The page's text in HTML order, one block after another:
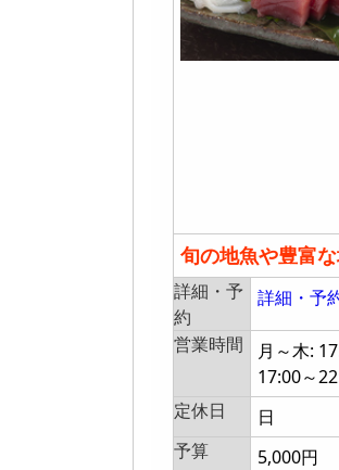
旬の地魚や豊富
詳細・予
約
詳細・予
営業時間
月～木:
17:00～
定休日
日
予算
5,000円